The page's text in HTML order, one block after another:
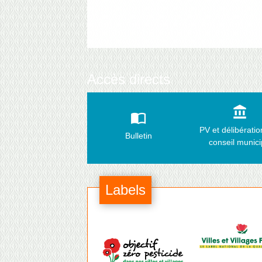
Accès directs
import_contacts
Bulletin
account_balance
PV et
conseil
Labels